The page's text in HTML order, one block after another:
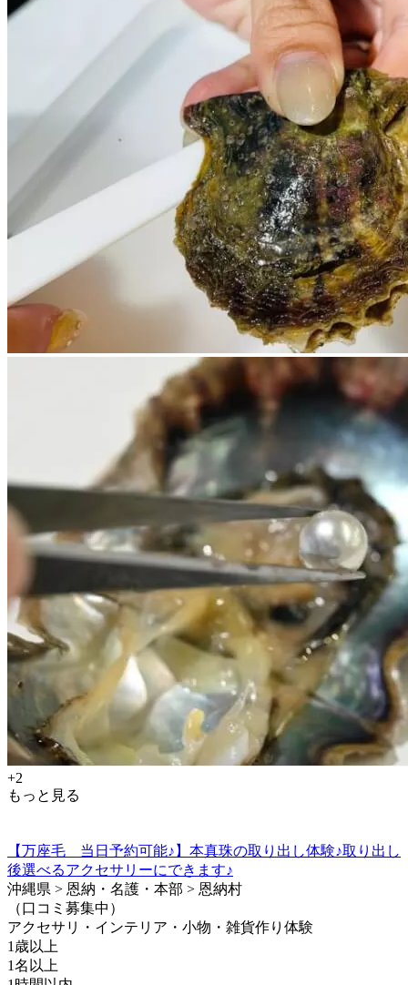
+2
もっと見る
【万座毛 当日予約可能♪】本真珠の取り出し体験♪取り出し
後選べるアクセサリーにできます♪
沖縄県 > 恩納・名護・本部 > 恩納村
（口コミ募集中）
アクセサリ・インテリア・小物・雑貨作り体験
1歳以上
1名以上